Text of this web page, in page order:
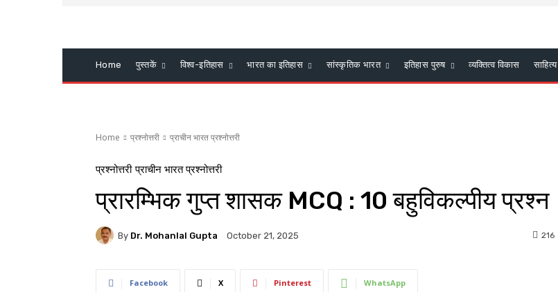
Home पुस्तकें विश्व-इतिहास भारत का इतिहास सांस्कृतिक भारत इतिहास पुरुष व्यक्तित्व विकास साहित्य
Home प्रश्नोत्तरी प्राचीन भारत प्रश्नोत्तरी
प्रश्नोत्तरी प्राचीन भारत प्रश्नोत्तरी
प्रारम्भिक गुप्त शासक MCQ : 10 बहुविकल्पीय प्रश्न
By Dr. Mohanlal Gupta October 21, 2025 216
Facebook X Pinterest WhatsApp